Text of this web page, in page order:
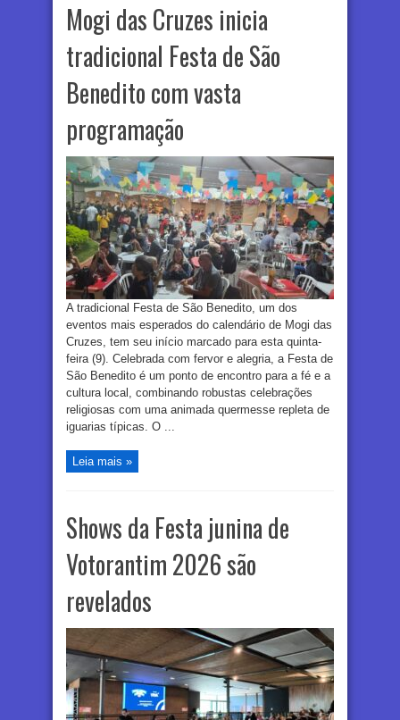
Mogi das Cruzes inicia
tradicional Festa de São
Benedito com vasta
programação
A tradicional Festa de São Benedito, um dos
eventos mais esperados do calendário de Mogi das
Cruzes, tem seu início marcado para esta quinta-
feira (9). Celebrada com fervor e alegria, a Festa de
São Benedito é um ponto de encontro para a fé e a
cultura local, combinando robustas celebrações
religiosas com uma animada quermesse repleta de
iguarias típicas. O ...
Leia mais »
Shows da Festa junina de
Votorantim 2026 são
revelados